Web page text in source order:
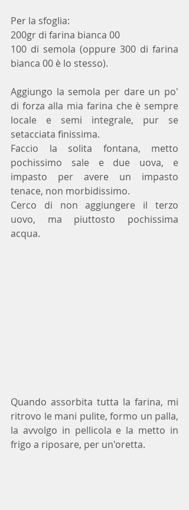
Per la sfoglia:
200gr di farina bianca 00
100 di semola (oppure 300 di farina
bianca 00 è lo stesso).
Aggiungo la semola per dare un po'
di forza alla mia farina che è sempre
locale e semi integrale, pur se
setacciata finissima.
Faccio la solita fontana, metto
pochissimo sale e due uova, e
impasto per avere un impasto
tenace, non morbidissimo.
Cerco di non aggiungere il terzo
uovo, ma piuttosto pochissima
acqua.
Quando assorbita tutta la farina, mi
ritrovo le mani pulite, formo un palla,
la avvolgo in pellicola e la metto in
frigo a riposare, per un'oretta.